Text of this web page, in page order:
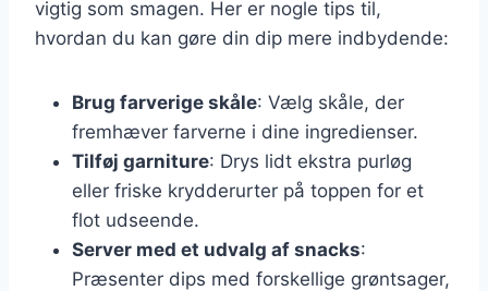
vigtig som smagen. Her er nogle tips til,
hvordan du kan gøre din dip mere indbydende:
Brug farverige skåle: Vælg skåle, der
fremhæver farverne i dine ingredienser.
Tilføj garniture: Drys lidt ekstra purløg
eller friske krydderurter på toppen for et
flot udseende.
Server med et udvalg af snacks:
Præsenter dips med forskellige grøntsager,